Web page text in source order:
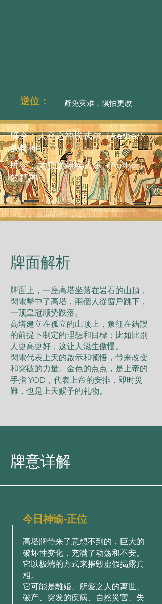
逆位： 避免灾难，惧怕更改
牌令：太空之神埃忒尔（Aether）
的精神
牌令：太空之神埃忒尔（Aether）
的精神
​牌面解析
牌面上，一座高塔坐落在岩石的山頂，
閃電擊中了高塔，兩個人從窗戶跳下，
一顶皇冠顺势跌落。
高塔建立在孤立的山顶上，象征在錯誤
的前提下制定的理想和目標；比如比别
人更高更好，这让人滋生傲慢。
閃電代表上天的啟示和顿悟，带来改变
和突破的力量。金色的点点，是上帝的
手指 YOD，代表上帝的安排，即时災
難，也是上天赐予的礼物。
牌意详解
今日神谕-正位
高塔牌带来了意想不到的，巨大的
破坏性变化，充满了动荡和不安。
它以极端的方式来摧毁虚假揭露真
相。
它可能是離婚、所愛之人的离世、
破产、突发的疾病、自然災害、失